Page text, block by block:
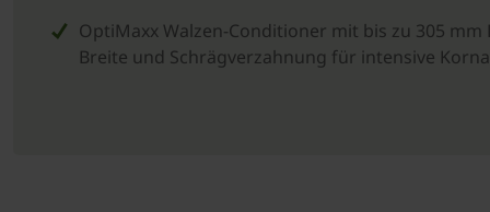
OptiMaxx Walzen-Conditioner mit bis zu 305 mm
Breite und Schrägverzahnung für intensive